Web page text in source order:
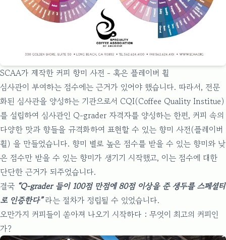
SCAA가 제작한 커피 향미 사전 - 혹은 플레이버 휠
심사관이 부여하는 점수에는 근거가 있어야 했습니다. 따라서, 전문
화된 심사관을 양성하는 기관으로서 CQI(Coffee Quality Institue)
를 설립하여 심사관인 Q-grader 자격자를 양성하는 한편, 커피 속의
다양한 맛과 향들을 규격화하여 표현할 수 있는 향미 사전(플레이버
휠) 을 만들었습니다. 향미 별로 높은 점수를 받을 수 있는 향미와 낮
은 점수만 받을 수 있는 향미가 생기기 시작했고, 이는 점수에 대한
단단한 근거가 되주었습니다.
결국 “Q-grader 들이 100점 만점에 80점 이상을 준 생두를 스페셜티
로 인증한다”라는 절차가 정립될 수 있었습니다.
오만가지 커피들이 쏟아져 나오기 시작하다 : 무엇이 최고의 커피인
가?